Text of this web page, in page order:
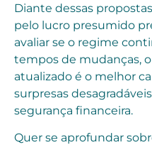
Diante dessas
pelo lucro presumido
avaliar se o regime
tempos de mudanças,
atualizado é o melhor
surpresas
segurança financeira.
Quer se aprofundar